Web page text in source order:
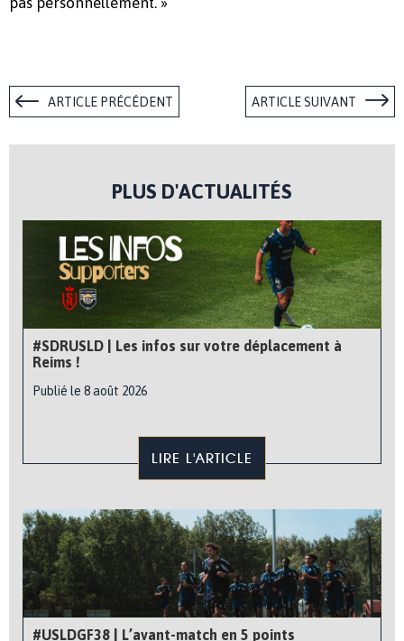
ARTICLE PRÉCÉDENT ARTICLE SUIVANT
PLUS D'ACTUALITÉS
#SDRUSLD | Les infos sur votre déplacement à
Reims !
Publié le 8 août 2026
LIRE L'ARTICLE
#USLDGF38 | L’avant-match en 5 points